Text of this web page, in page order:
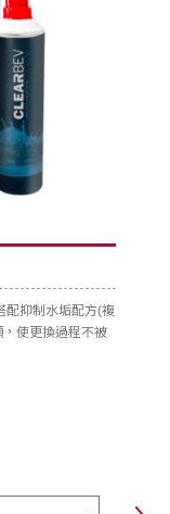
配抑制水垢配方(複
使更換過程不被